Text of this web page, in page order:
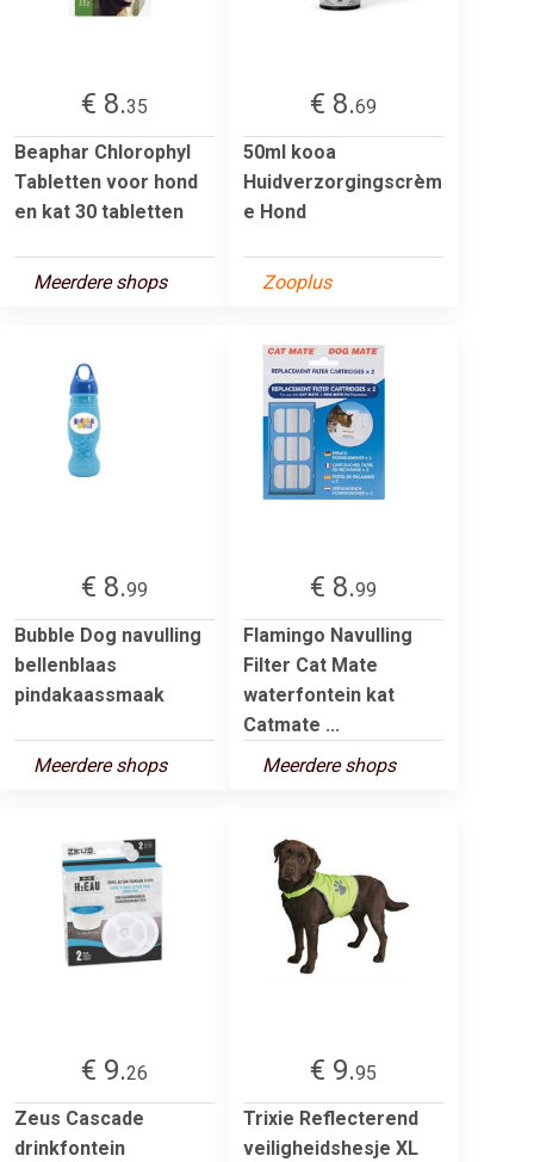
€ 8.35
Beaphar Chlorophyl
Tabletten voor hond
en kat 30 tabletten
Meerdere shops
€ 8.69
50ml kooa
Huidverzorgingscrèm
e Hond
Zooplus
€ 8.99
Bubble Dog navulling
bellenblaas
pindakaassmaak
Meerdere shops
€ 8.99
Flamingo Navulling
Filter Cat Mate
waterfontein kat
Catmate ...
Meerdere shops
€ 9.26
Zeus Cascade
drinkfontein
€ 9.95
Trixie Reflecterend
veiligheidshesje XL